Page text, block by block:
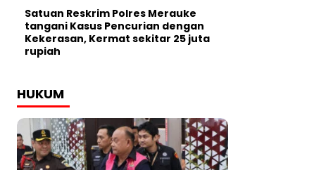
Satuan Reskrim Polres Merauke
tangani Kasus Pencurian dengan
Kekerasan, Kermat sekitar 25 juta
rupiah
HUKUM